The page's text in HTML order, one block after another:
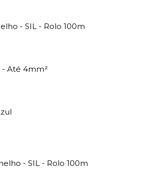
- SIL - Rolo 100m
- Até 4mm²
- SIL - Rolo 100m